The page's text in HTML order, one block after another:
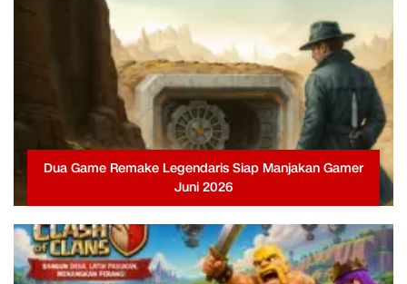
Dua Game Remake Legendaris Siap Manjakan Gamer
Juni 2026